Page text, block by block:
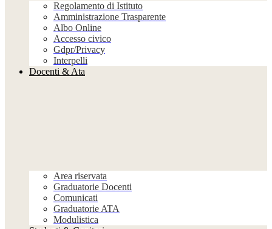
Regolamento di Istituto
Amministrazione Trasparente
Albo Online
Accesso civico
Gdpr/Privacy
Interpelli
Docenti & Ata
Area riservata
Graduatorie Docenti
Comunicati
Graduatorie ATA
Modulistica